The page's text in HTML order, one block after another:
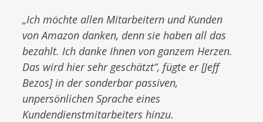
„Ich möchte allen Mitarbeitern und Kunden
von Amazon danken, denn sie haben all das
bezahlt. Ich danke Ihnen von ganzem Herzen.
Das wird hier sehr geschätzt“, fügte er [Jeff
Bezos] in der sonderbar passiven,
unpersönlichen Sprache eines
Kundendienstmitarbeiters hinzu.